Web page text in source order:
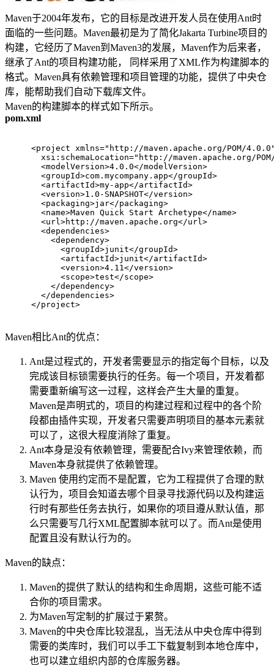
Maven于2004年发布，它的目标是改进开发人员在使用Ant时
面临的一些问题。Maven最初是为了简化Jakarta Turbine项目的
构建，它经历了Maven到Maven3的发展，Maven作为后来者，
继承了Ant的项目构建功能， 同样采用了XML作为构建脚本的
格式。Maven具有依赖管理和项目管理的功能，提供了中央仓
库，能帮助我们自动下载库文件。
Maven的构建脚本的样式如下所示。
pom.xml
<project xmlns="http://maven.apache.org/POM/
xsi:schemaLocation="http://maven.apache.org/
<modelVersion>4.0.0</modelVersion>
<groupId>com.mycompany.app</groupId>
<artifactId>my-app</artifactId>
<version>1.0-SNAPSHOT</version>
<packaging>jar</packaging>
<name>Maven Quick Start Archetype</name>
<url>http://maven.apache.org</url>
<dependencies>
<dependency>
<groupId>junit</groupId>
<artifactId>junit</artifactId>
<version>4.11</version>
<scope>test</scope>
</dependency>
</dependencies>
</project>
Maven相比Ant的优点：
Ant是过程式的，开发者需要显示的指定每个目标，以及
完成该目标锁需要执行的任务。每一个项目，开发着都
需要重新编写这一过程，这样会产生大量的重复。
Maven是声明式的，项目的构建过程和过程中的各个阶
段都由插件实现，开发者只需要声明项目的基本元素就
可以了，这很大程度消除了重复。
Ant本身是没有依赖管理，需要配合Ivy来管理依赖，而
Maven本身就提供了依赖管理。
Maven 使用约定而不是配置，它为工程提供了合理的默
认行为，项目会知道去哪个目录寻找源代码以及构建运
行时有那些任务去执行，如果你的项目遵从默认值，那
么只需要写几行XML配置脚本就可以了。而Ant是使用
配置且没有默认行为的。
Maven的缺点：
Maven的提供了默认的结构和生命周期，这些可能不适
合你的项目需求。
为Maven写定制的扩展过于累赘。
Maven的中央仓库比较混乱，当无法从中央仓库中得到
需要的类库时，我们可以手工下载复制到本地仓库中，
也可以建立组织内部的仓库服务器。